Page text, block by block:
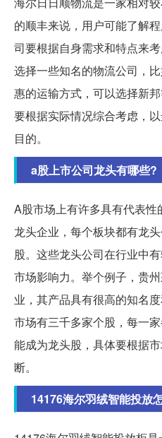
的顺丰来说，用户可能了解
司要根据自身需求和特点来
选择一些知名的物流公司，
惠的运输方式，可以选择新
要根据实际情况综合考虑，
目的。
a股上市公司龙头有哪些?
A股市场上有许多具有代表
龙头企业，每个板块都有龙
股。这些龙头公司在行业中
市场影响力。举个例子，贵
业，其产品具有很高的知名
市场有三千多家个股，每一
能成为龙头股，具体要根据
断。
14176海尔羽绒智能投放